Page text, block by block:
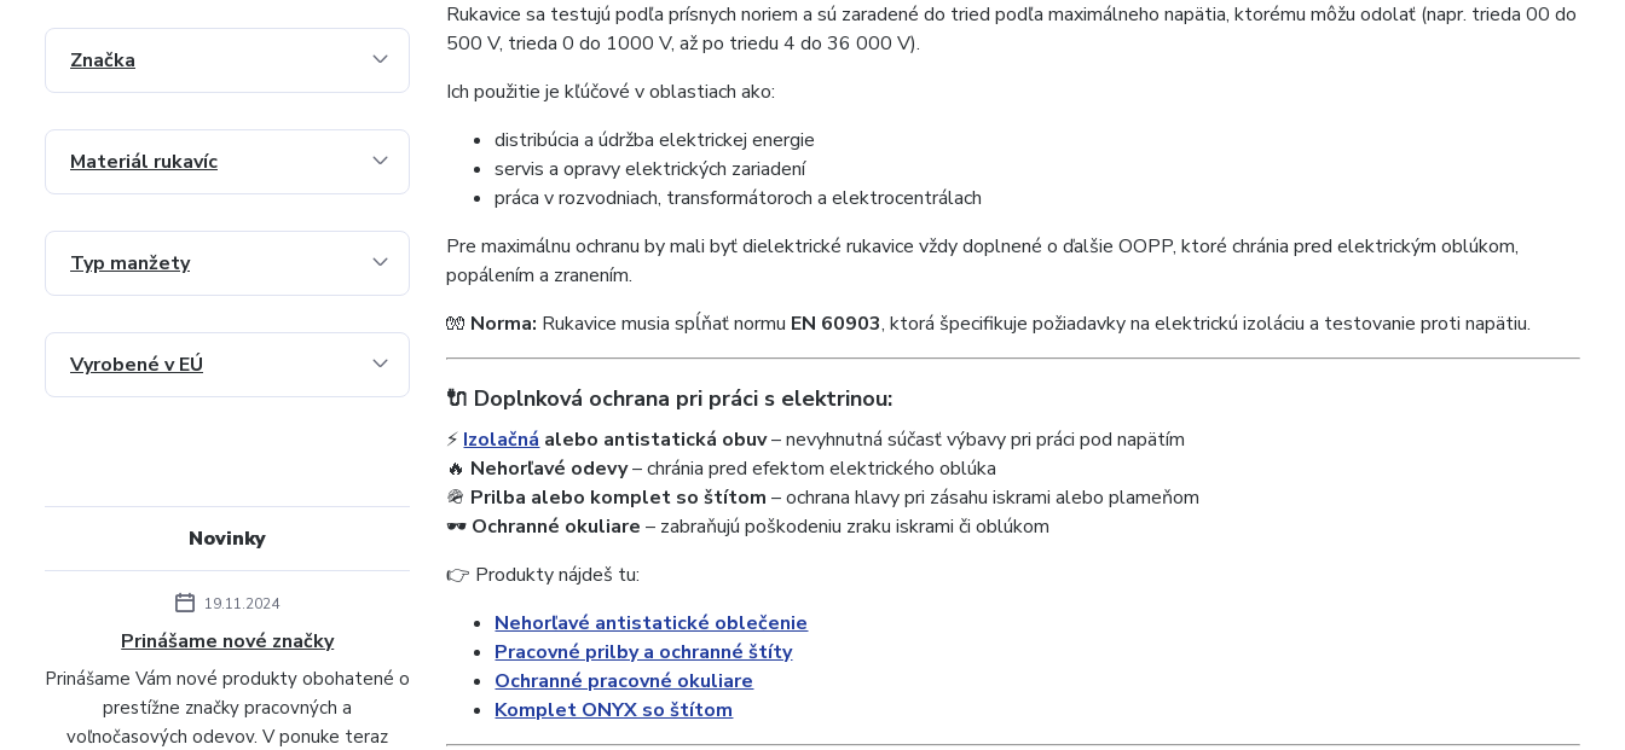
Rukavice sa testujú podľa prísnych noriem a sú zaradené do tried podľa maximálneho napätia, ktorému môžu odolať (napr. trieda 00 do
500 V, trieda 0 do 1000 V, až po triedu 4 do 36 000 V).
Ich použitie je kľúčové v oblastiach ako:
distribúcia a údržba elektrickej energie
servis a opravy elektrických zariadení
práca v rozvodniach, transformátoroch a elektrocentrálach
Pre maximálnu ochranu by mali byť dielektrické rukavice vždy doplnené o ďalšie OOPP, ktoré chránia pred elektrickým oblúkom,
popálením a zranením.
🧤 Norma: Rukavice musia spĺňať normu EN 60903, ktorá špecifikuje požiadavky na elektrickú izoláciu a testovanie proti napätiu.
🔌 Doplnková ochrana pri práci s elektrinou:
⚡ Izolačná alebo antistatická obuv– nevyhnutná súčasť výbavy pri práci pod napätím
🔥 Nehorľavé odevy– chránia pred efektom elektrického oblúka
🪖 Prilba alebo komplet so štítom – ochrana hlavy pri zásahu iskrami alebo plameňom
🕶️ Ochranné okuliare – zabraňujú poškodeniu zraku iskrami či oblúkom
👉 Produkty nájdeš tu:
Nehorľavé antistatické oblečenie
Pracovné prilby a ochranné štíty
Ochranné pracovné okuliare
Komplet ONYX so štítom
Značka
Materiál rukavíc
Typ manžety
Vyrobené v EÚ
Novinky
19.11.2024
Prinášame nové značky
Prinášame Vám nové produkty obohatené o
prestížne značky pracovných a
voľnočasových odevov. V ponuke teraz